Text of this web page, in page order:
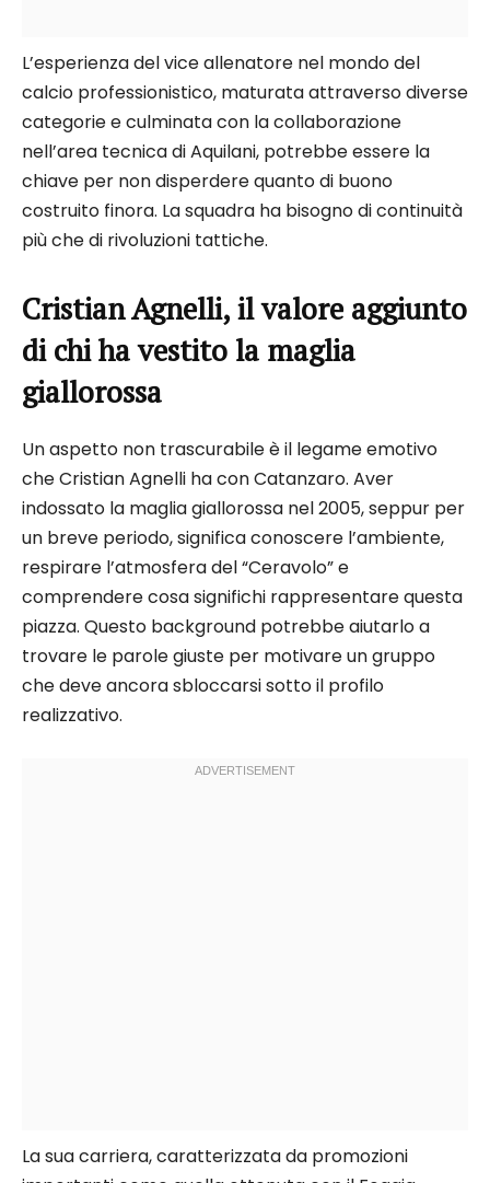
L’esperienza del vice allenatore nel mondo del
calcio professionistico, maturata attraverso diverse
categorie e culminata con la collaborazione
nell’area tecnica di Aquilani, potrebbe essere la
chiave per non disperdere quanto di buono
costruito finora. La squadra ha bisogno di continuità
più che di rivoluzioni tattiche.
Cristian Agnelli, il valore aggiunto
di chi ha vestito la maglia
giallorossa
Un aspetto non trascurabile è il legame emotivo
che Cristian Agnelli ha con Catanzaro. Aver
indossato la maglia giallorossa nel 2005, seppur per
un breve periodo, significa conoscere l’ambiente,
respirare l’atmosfera del “Ceravolo” e
comprendere cosa significhi rappresentare questa
piazza. Questo background potrebbe aiutarlo a
trovare le parole giuste per motivare un gruppo
che deve ancora sbloccarsi sotto il profilo
realizzativo.
La sua carriera, caratterizzata da promozioni